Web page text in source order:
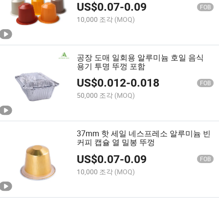
US$0.07-0.09 FOB
10,000 조각 (MOQ)
공장 도매 일회용 알루미늄 호일 음식
용기 투명 뚜껑 포함
US$0.012-0.018 FOB
50,000 조각 (MOQ)
37mm 핫 세일 네스프레소 알루미늄 빈
커피 캡슐 열 밀봉 뚜껑
US$0.07-0.09 FOB
10,000 조각 (MOQ)